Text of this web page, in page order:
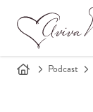
Podcast